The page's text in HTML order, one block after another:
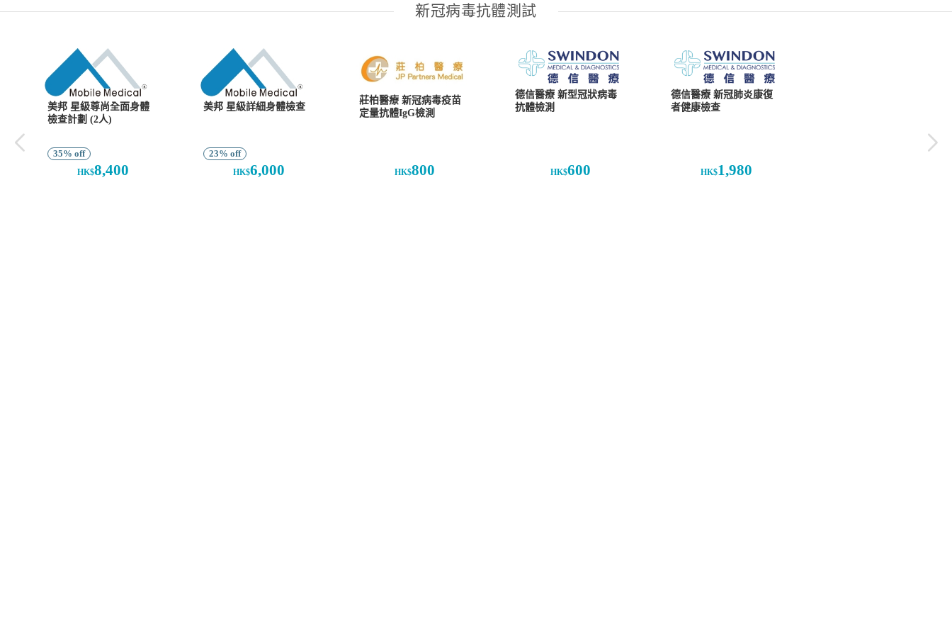
新冠病毒抗體測試
美邦 星級尊尚全面身體
檢查計劃 (2人)
35% off
HK$8,400
美邦 星級詳細身體檢查
23% off
HK$6,000
莊柏醫療 新冠病毒疫苗
定量抗體IgG檢測
HK$800
德信醫療 新型冠狀病毒
抗體檢測
HK$600
德信醫療 新冠肺炎康復
者健康檢查
HK$1,980